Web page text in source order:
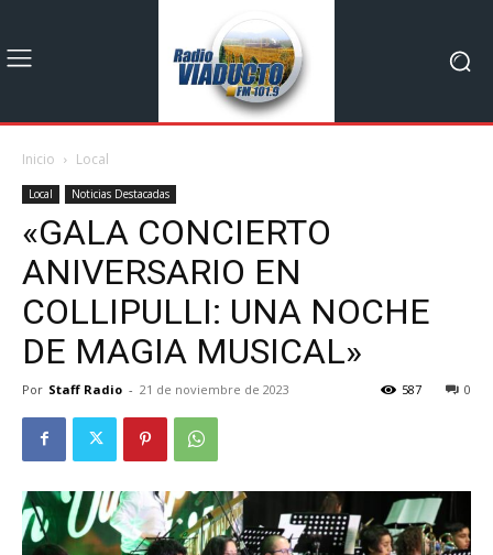
Inicio Local
Local Noticias Destacadas
«GALA CONCIERTO
ANIVERSARIO EN
COLLIPULLI: UNA NOCHE
DE MAGIA MUSICAL»
Por Staff Radio - 21 de noviembre de 2023 0
587